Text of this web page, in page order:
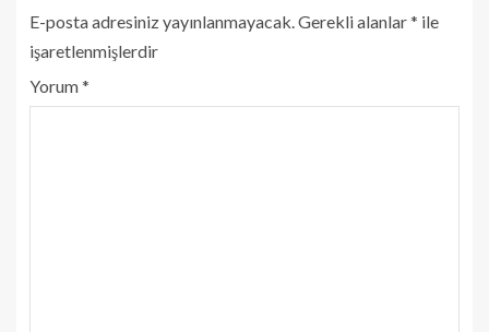
E-posta adresiniz yayınlanmayacak. Gerekli alanlar* ile
işaretlenmişlerdir
Yorum*